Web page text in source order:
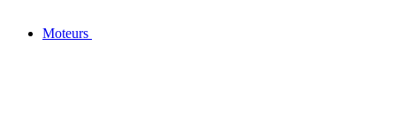
Moteurs